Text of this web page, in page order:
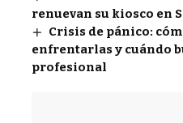
renuevan su kiosco en
Crisis de pánico:
enfrentarlas y cuándo
profesional